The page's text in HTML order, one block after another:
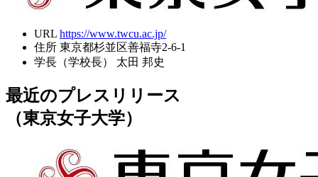
URL https://www.twcu.ac.jp/
住所 東京都杉並区善福寺2-6-1
学長（学校長）
太田 邦史
最近のプレスリリース
（東京女子大学）